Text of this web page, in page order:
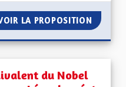
LA PROPOSITION
du Nobel